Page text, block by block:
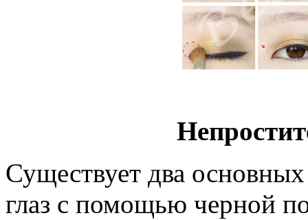
Существует два
глаз с помощью черной